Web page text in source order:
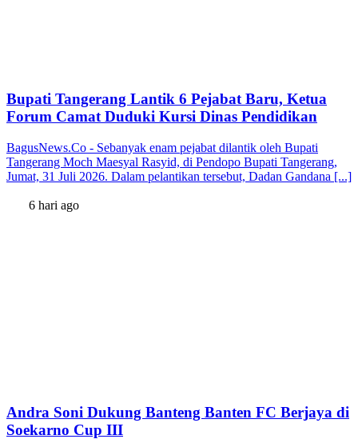
Bupati Tangerang Lantik 6 Pejabat Baru, Ketua
Forum Camat Duduki Kursi Dinas Pendidikan
BagusNews.Co - Sebanyak enam pejabat dilantik oleh Bupati
Tangerang Moch Maesyal Rasyid, di Pendopo Bupati Tangerang,
Jumat, 31 Juli 2026. Dalam pelantikan tersebut, Dadan Gandana [...]
6 hari ago
Andra Soni Dukung Banteng Banten FC Berjaya di
Soekarno Cup III